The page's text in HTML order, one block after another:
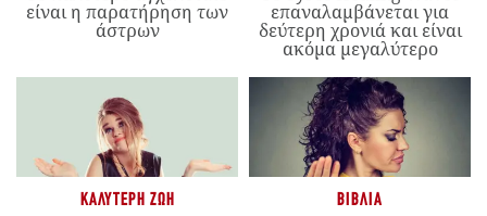
είναι η παρατήρηση των
άστρων
επαναλαμβάνεται για
δεύτερη χρονιά και είναι
ακόμα μεγαλύτερο
ΚΑΛΎΤΕΡΗ ΖΩΉ ΒΙΒΛΊΑ